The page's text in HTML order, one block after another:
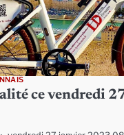
ce vendredi